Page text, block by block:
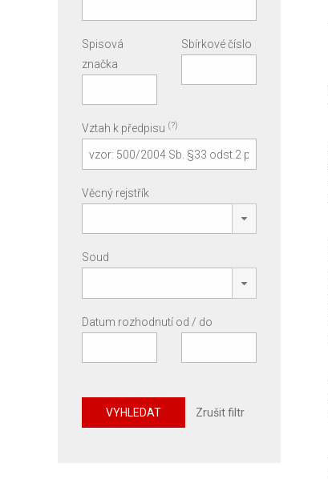
Spisová
značka
Sbírkové číslo
Vztah k předpisu (?)
Věcný rejstřík
Soud
Datum rozhodnutí od / do
VYHLEDAT Zrušit filtr